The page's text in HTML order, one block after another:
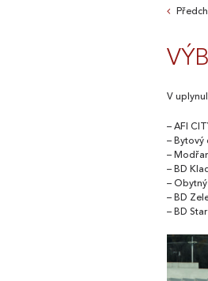
V
– AFI
– Bytový
–
– BD
–
– BD
– BD